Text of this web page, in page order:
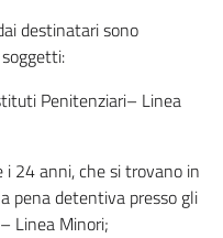
destinatari sono
Penitenziari– Linea
i 24 anni, che si trovano in
pena detentiva presso gli
Linea Minori;